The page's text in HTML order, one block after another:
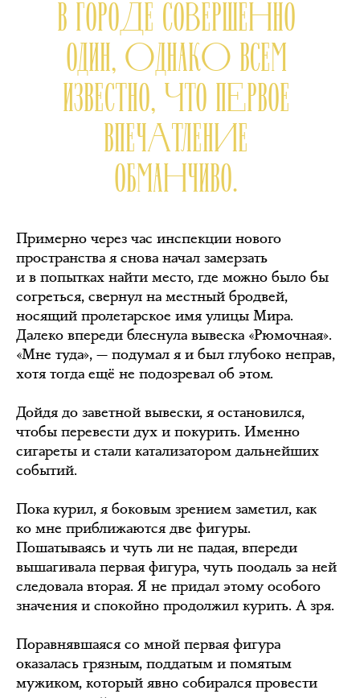
В ГОРОДЕ СОВЕРШЕННО
ОДИН, ОДНАКО ВСЕМ
ИЗВЕСТНО, ЧТО ПЕРВОЕ
ВПЕЧАТЛЕНИЕ
ОБМАНЧИВО.
Примерно через час инспекции нового
пространства я снова начал замерзать
и в попытках найти место, где можно было бы
согреться, свернул на местный бродвей,
носящий пролетарское имя улицы Мира.
Далеко впереди блеснула вывеска «Рюмочная».
«Мне туда», — подумал я и был глубоко неправ,
хотя тогда ещё не подозревал об этом.
Дойдя до заветной вывески, я остановился,
чтобы перевести дух и покурить. Именно
сигареты и стали катализатором дальнейших
событий.
Пока курил, я боковым зрением заметил, как
ко мне приближаются две фигуры.
Пошатываясь и чуть ли не падая, впереди
вышагивала первая фигура, чуть поодаль за ней
следовала вторая. Я не придал этому особого
значения и спокойно продолжил курить. А зря.
Поравнявшаяся со мной первая фигура
оказалась грязным, поддатым и помятым
мужиком, который явно собирался провести